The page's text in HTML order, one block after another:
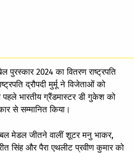
पुरस्कार 2024 का वितरण राष्ट्रपति
द्रौपदी मुर्मू ने विजेताओं को
पहले भारतीय ग्रैंडमास्टर डी गुकेश को
से सम्मानित किया।
मेडल जीतने वालीं शूटर मनु भाकर,
सिंह और पैरा एथलीट प्रवीण कुमार को